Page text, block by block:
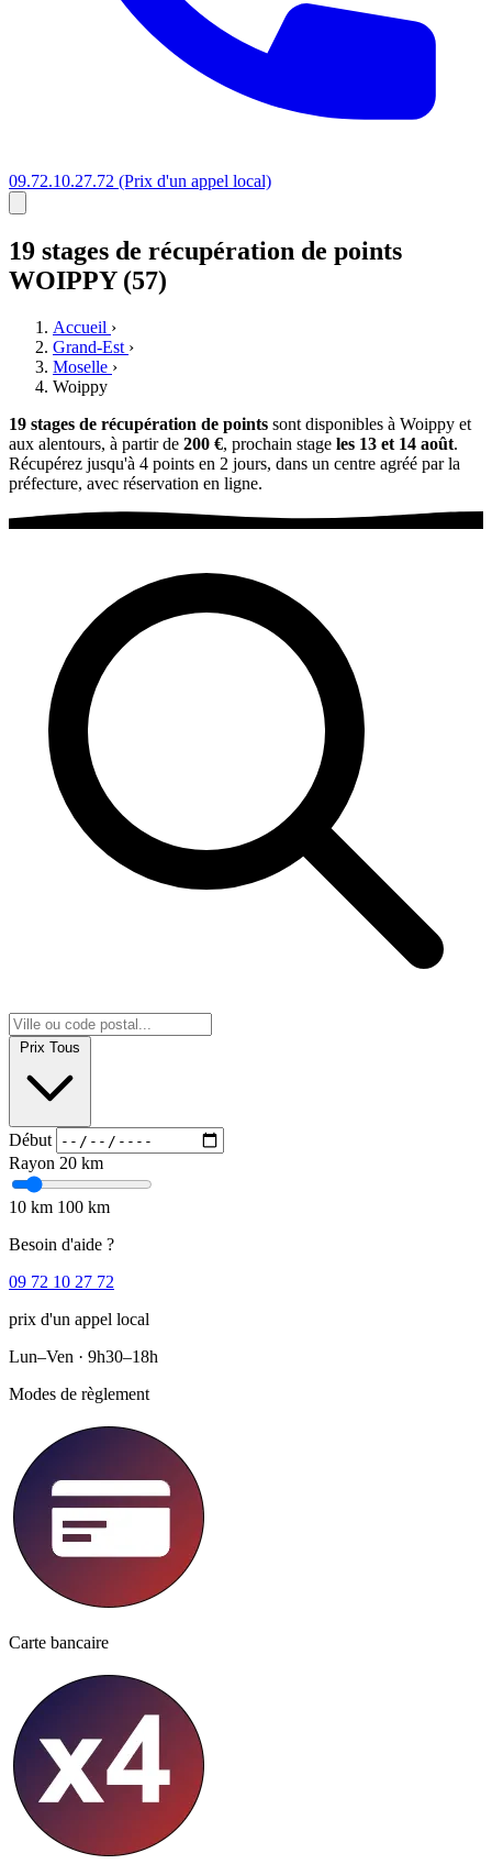
09.72.10.27.72 (Prix d'un appel local)
19 stages de récupération de points
WOIPPY (57)
Accueil ›
Grand-Est ›
Moselle ›
Woippy
19 stages de récupération de points sont disponibles à Woippy et
aux alentours, à partir de 200 €, prochain stage les 13 et 14 août.
Récupérez jusqu'à 4 points en 2 jours, dans un centre agréé par la
préfecture, avec réservation en ligne.
Prix Tous
Début
Rayon 20 km
10 km 100 km
Besoin d'aide ?
09 72 10 27 72
prix d'un appel local
Lun–Ven · 9h30–18h
Modes de règlement
Carte bancaire